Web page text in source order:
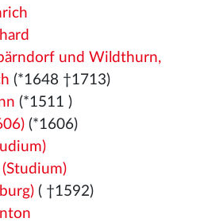
und Wildthurn,
(*1648 †1713)
(*1511 )
(*1606)
( †1592)